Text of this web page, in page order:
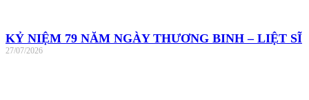
KỶ NIỆM 79 NĂM NGÀY THƯƠNG BINH – LIỆT SĨ
27/07/2026